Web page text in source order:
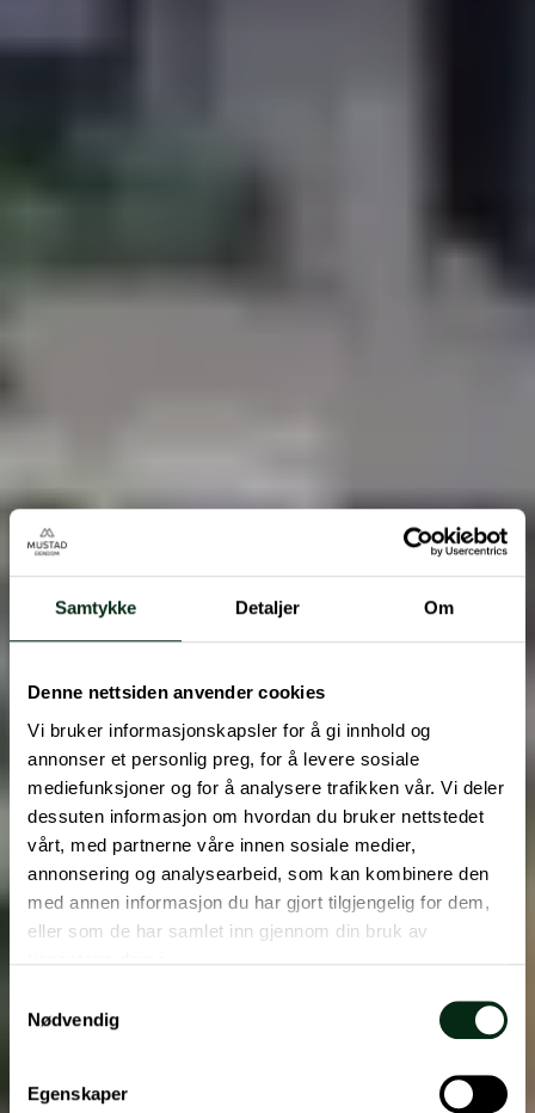
Samtykke Detaljer Om
Denne nettsiden anvender cookies
Vi bruker informasjonskapsler for å gi innhold og
annonser et personlig preg, for å levere sosiale
mediefunksjoner og for å analysere trafikken vår. Vi deler
dessuten informasjon om hvordan du bruker nettstedet
vårt, med partnerne våre innen sosiale medier,
annonsering og analysearbeid, som kan kombinere den
med annen informasjon du har gjort tilgjengelig for dem,
eller som de har samlet inn gjennom din bruk av
Nødvendig
Egenskaper